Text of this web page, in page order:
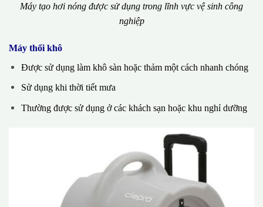
Máy tạo hơi nóng được sử dụng trong lĩnh vực vệ sinh công
nghiệp
Máy thổi khô
Được sử dụng làm khô sàn hoặc thảm một cách nhanh chóng
Sử dụng khi thời tiết mưa
Thường được sử dụng ở các khách sạn hoặc khu nghỉ dưỡng